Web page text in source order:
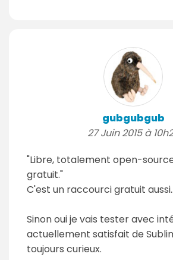
gubgubgub
27 Juin 2015 à
"Libre, totalement open-
gratuit."
C'est un raccourci gratuit
Sinon oui je vais tester avec
actuellement satisfait de
toujours curieux.